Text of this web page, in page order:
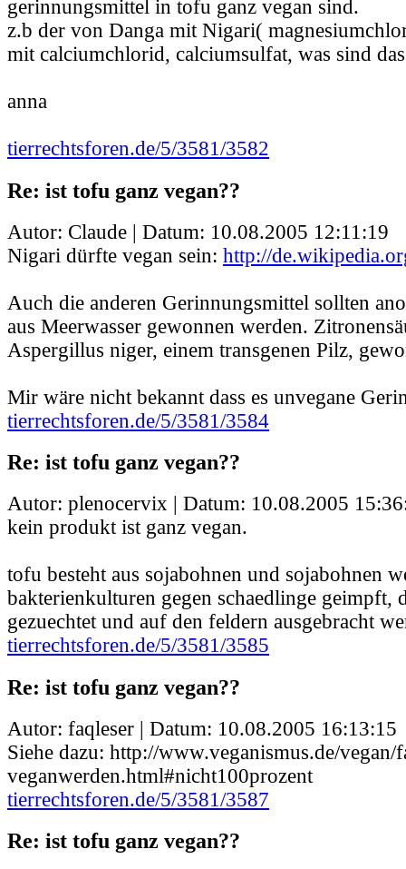
gerinnungsmittel in tofu ganz vegan sind.
z.b der von Danga mit Nigari(
mit calciumchlorid, calciumsulfat, was sind
anna
tierrechtsforen.de/5/3581/3582
Re: ist tofu ganz vegan??
Autor: Claude | Datum: 10.08.2005 12:11:19
Nigari dürfte vegan sein: http://
Auch die anderen Gerinnungsmittel sollten
aus Meerwasser gewonnen werden.
Aspergillus niger, einem transgenen Pilz,
Mir wäre nicht bekannt dass es unvegane
tierrechtsforen.de/5/3581/3584
Re: ist tofu ganz vegan??
Autor: plenocervix | Datum: 10.08.2005
kein produkt ist ganz vegan.
tofu besteht aus sojabohnen und sojabohnen
bakterienkulturen gegen schaedlinge geimpft,
gezuechtet und auf den feldern ausgebracht
tierrechtsforen.de/5/3581/3585
Re: ist tofu ganz vegan??
Autor: faqleser | Datum: 10.08.2005 16:13:15
Siehe dazu: http://www.veganismus.de/vegan/
veganwerden.html#nicht100prozent
tierrechtsforen.de/5/3581/3587
Re: ist tofu ganz vegan??